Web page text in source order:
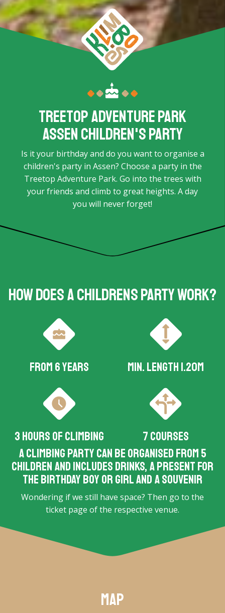
Treetop Adventure Park
Assen children's party
Is it your birthday and do you want to organise a
children's party in Assen? Choose a party in the
Treetop Adventure Park. Go into the trees with
your friends and climb to great heights. A day
you will never forget!
How does a childrens party work?
From 6 years Min. length 1.20m
3 hours of climbing
7 courses
A climbing party can be organised from 5
children and includes drinks, a present for
the birthday boy or girl and a souvenir
Wondering if we still have space? Then go to the
ticket page of the respective venue.
Map